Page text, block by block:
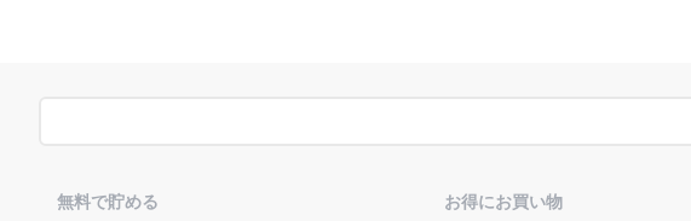
無料で貯める
お得にお買い物